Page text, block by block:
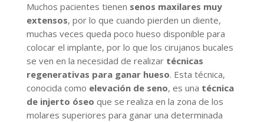
Muchos pacientes tienen senos maxilares muy
extensos, por lo que cuando pierden un diente,
muchas veces queda poco hueso disponible para
colocar el implante, por lo que los cirujanos bucales
se ven en la necesidad de realizar técnicas
regenerativas para ganar hueso. Esta técnica,
conocida como elevación de seno, es una técnica
de injerto óseo que se realiza en la zona de los
molares superiores para ganar una determinada